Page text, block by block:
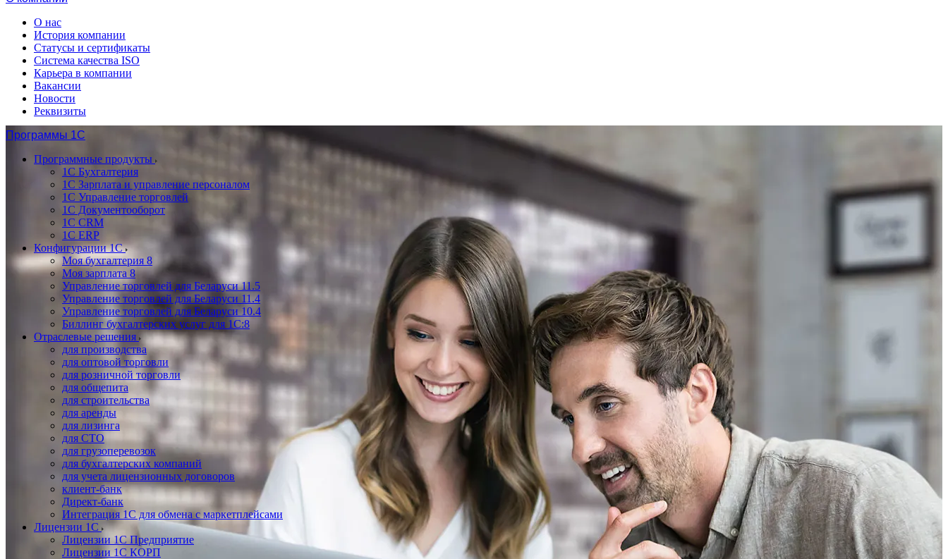
О нас
История компании
Статусы и сертификаты
Система качества ISO
Карьера в компании
Вакансии
Новости
Реквизиты
Программы 1С
Программные продукты
1С Бухгалтерия
1С Зарплата и управление персоналом
1С Управление торговлей
1С Документооборот
1С CRM
1С ERP
Конфигурации 1С
Моя бухгалтерия 8
Моя зарплата 8
Управление торговлей для Беларуси 11.5
Управление торговлей для Беларуси 11.4
Управление торговлей для Беларуси 10.4
Биллинг бухгалтерских услуг для 1С:8
Отраслевые решения
для производства
для оптовой торговли
для розничной торговли
для общепита
для строительства
для аренды
для лизинга
для СТО
для грузоперевозок
для бухгалтерских компаний
для учета лицензионных договоров
клиент-банк
Директ-банк
Интеграция 1C для обмена с маркетплейсами
Лицензии 1С
Лицензии 1С Предприятие
Лицензии 1С КОРП